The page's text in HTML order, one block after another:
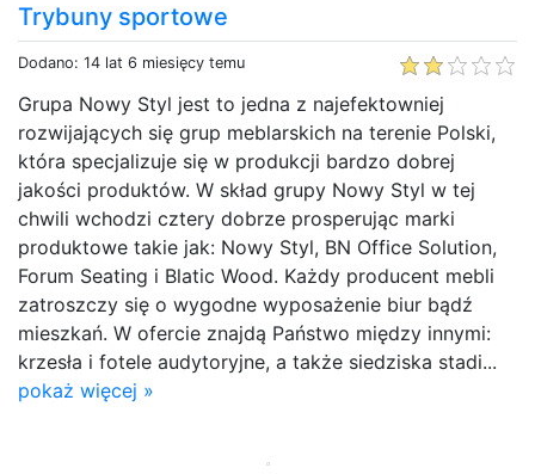
Trybuny sportowe
Dodano: 14 lat 6 miesięcy temu
Grupa Nowy Styl jest to jedna z najefektowniej
rozwijających się grup meblarskich na terenie Polski,
która specjalizuje się w produkcji bardzo dobrej
jakości produktów. W skład grupy Nowy Styl w tej
chwili wchodzi cztery dobrze prosperując marki
produktowe takie jak: Nowy Styl, BN Office Solution,
Forum Seating i Blatic Wood. Każdy producent mebli
zatroszczy się o wygodne wyposażenie biur bądź
mieszkań. W ofercie znajdą Państwo między innymi:
krzesła i fotele audytoryjne, a także siedziska stadi...
pokaż więcej »